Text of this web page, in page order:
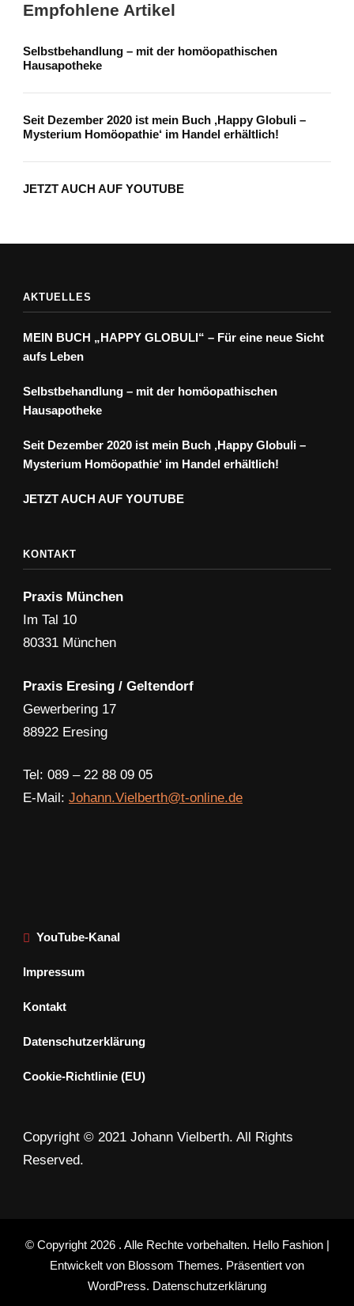
Empfohlene Artikel
Selbstbehandlung – mit der homöopathischen
Hausapotheke
Seit Dezember 2020 ist mein Buch ‚Happy Globuli –
Mysterium Homöopathie‘ im Handel erhältlich!
JETZT AUCH AUF YOUTUBE
AKTUELLES
MEIN BUCH „HAPPY GLOBULI“ – Für eine neue Sicht
aufs Leben
Selbstbehandlung – mit der homöopathischen
Hausapotheke
Seit Dezember 2020 ist mein Buch ‚Happy Globuli –
Mysterium Homöopathie‘ im Handel erhältlich!
JETZT AUCH AUF YOUTUBE
KONTAKT
Praxis München
Im Tal 10
80331 München
Praxis Eresing / Geltendorf
Gewerbering 17
88922 Eresing
Tel: 089 – 22 88 09 05
E-Mail: Johann.Vielberth@t-online.de
YouTube-Kanal
Impressum
Kontakt
Datenschutzerklärung
Cookie-Richtlinie (EU)
Copyright © 2021 Johann Vielberth. All Rights
Reserved.
© Copyright 2026 . Alle Rechte vorbehalten. Hello Fashion |
Entwickelt von Blossom Themes. Präsentiert von
WordPress. Datenschutzerklärung